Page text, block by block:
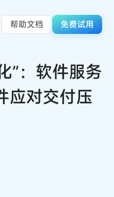
帮助文档 免费试用
”：软件服务
应对交付压